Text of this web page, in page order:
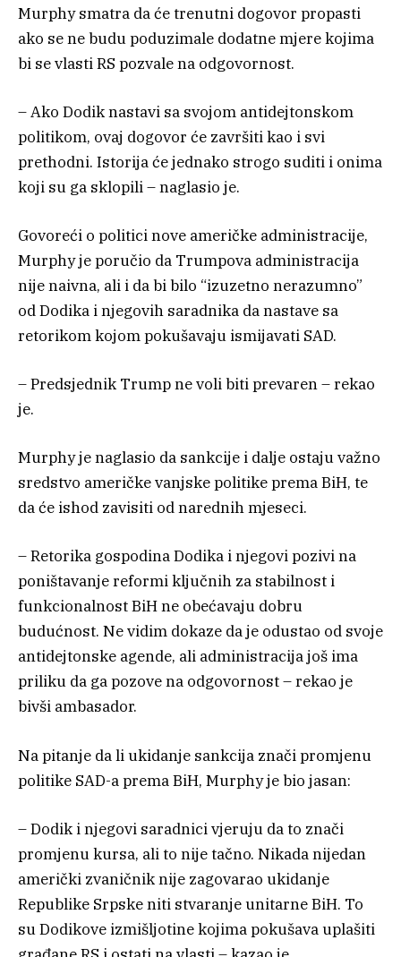
Murphy smatra da će trenutni dogovor propasti
ako se ne budu poduzimale dodatne mjere kojima
bi se vlasti RS pozvale na odgovornost.
– Ako Dodik nastavi sa svojom antidejtonskom
politikom, ovaj dogovor će završiti kao i svi
prethodni. Istorija će jednako strogo suditi i onima
koji su ga sklopili – naglasio je.
Govoreći o politici nove američke administracije,
Murphy je poručio da Trumpova administracija
nije naivna, ali i da bi bilo “izuzetno nerazumno”
od Dodika i njegovih saradnika da nastave sa
retorikom kojom pokušavaju ismijavati SAD.
– Predsjednik Trump ne voli biti prevaren – rekao
je.
Murphy je naglasio da sankcije i dalje ostaju važno
sredstvo američke vanjske politike prema BiH, te
da će ishod zavisiti od narednih mjeseci.
– Retorika gospodina Dodika i njegovi pozivi na
poništavanje reformi ključnih za stabilnost i
funkcionalnost BiH ne obećavaju dobru
budućnost. Ne vidim dokaze da je odustao od svoje
antidejtonske agende, ali administracija još ima
priliku da ga pozove na odgovornost – rekao je
bivši ambasador.
Na pitanje da li ukidanje sankcija znači promjenu
politike SAD-a prema BiH, Murphy je bio jasan:
– Dodik i njegovi saradnici vjeruju da to znači
promjenu kursa, ali to nije tačno. Nikada nijedan
američki zvaničnik nije zagovarao ukidanje
Republike Srpske niti stvaranje unitarne BiH. To
su Dodikove izmišljotine kojima pokušava uplašiti